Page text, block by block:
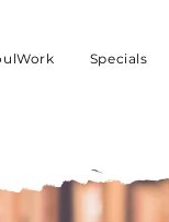
Specials